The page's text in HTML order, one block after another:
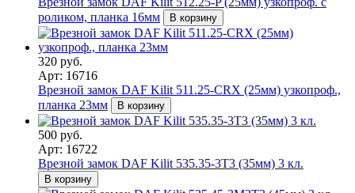
роликом, планка 16мм
В корзину
320 руб.
Арт: 16716
Врезной замок DAF Kilit 511.25-CRX (25мм) узкопроф.,
планка 23мм
В корзину
500 руб.
Арт: 16722
Врезной замок DAF Kilit 535.35-3T3 (35мм) 3 кл.
В корзину